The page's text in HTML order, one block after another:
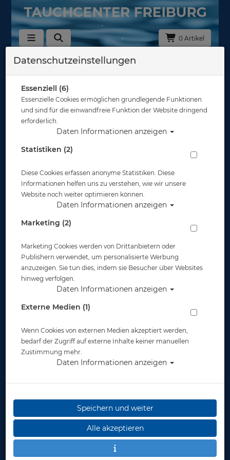
0 Artikel
Kameras
In dieser Ansicht sind keine Produkte verfügbar
Gut abgesichert?
Informationen
Zahlungsmöglichkeiten
Widerruf
* inkl. MwSt.zzgl. Versandkosten
Datenschutzeinstellungen
Essenziell (6)
Essenzielle Cookies ermöglichen grundlegende Funktionen
und sind für die einwandfreie Funktion der Website dringend
erforderlich.
Daten Informationen anzeigen
Statistiken (2)
Diese Cookies erfassen anonyme Statistiken. Diese
Informationen helfen uns zu verstehen, wie wir unsere
Website noch weiter optimieren können.
Daten Informationen anzeigen
Marketing (2)
Marketing Cookies werden von Drittanbietern oder
Publishern verwendet, um personalisierte Werbung
anzuzeigen. Sie tun dies, indem sie Besucher über Websites
hinweg verfolgen.
Daten Informationen anzeigen
Externe Medien (1)
Wenn Cookies von externen Medien akzeptiert werden,
bedarf der Zugriff auf externe Inhalte keiner manuellen
Zustimmung mehr.
Daten Informationen anzeigen
Speichern und weiter
Alle akzeptieren